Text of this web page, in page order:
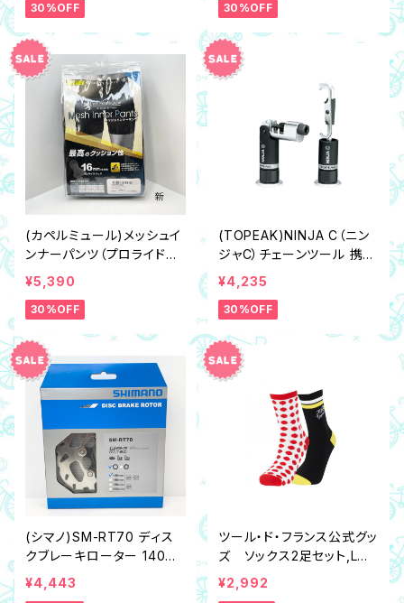
30%OFF 30%OFF
(カペルミュール)メッシュイ
ンナーパンツ（プロライドパ
ッド）
¥5,390
30%OFF
(TOPEAK)NINJA C（ニン
ジャC）チェーンツール 携帯
工具
¥4,235
30%OFF
(シマノ)SM-RT70 ディス
クブレーキローター 140m
m（センターロック内セレー
ション）
¥4,443
ツール・ド・フランス公式グッ
ズ ソックス2足セット,Lサ
イズ（EU43～46：26.5～2
9cm相当）
¥2,992